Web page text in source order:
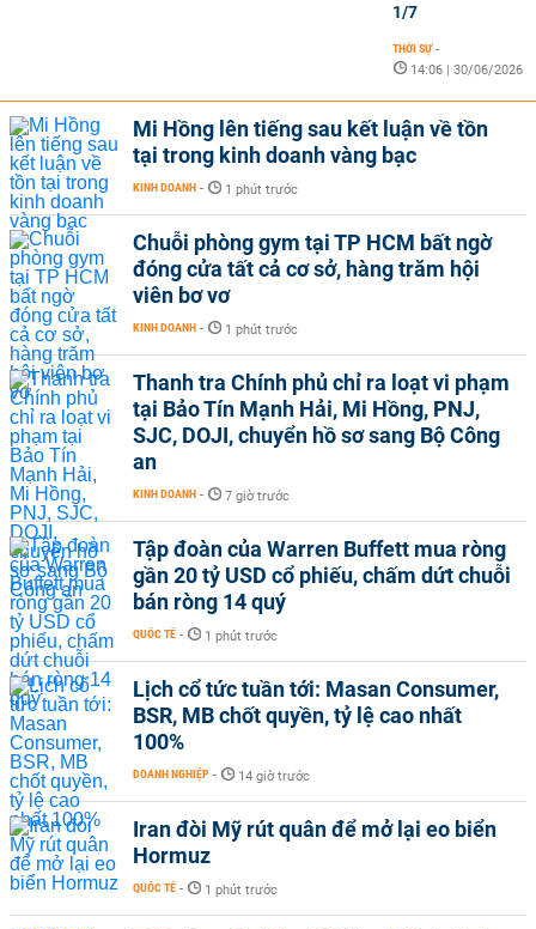
1/7
THỜI SỰ -
14:06 | 30/06/2026
Mi Hồng lên tiếng sau kết luận về tồn
tại trong kinh doanh vàng bạc
KINH DOANH - 1 phút trước
Chuỗi phòng gym tại TP HCM bất ngờ
đóng cửa tất cả cơ sở, hàng trăm hội
viên bơ vơ
KINH DOANH - 1 phút trước
Thanh tra Chính phủ chỉ ra loạt vi phạm
tại Bảo Tín Mạnh Hải, Mi Hồng, PNJ,
SJC, DOJI, chuyển hồ sơ sang Bộ Công
an
KINH DOANH - 7 giờ trước
Tập đoàn của Warren Buffett mua ròng
gần 20 tỷ USD cổ phiếu, chấm dứt chuỗi
bán ròng 14 quý
QUỐC TẾ - 1 phút trước
Lịch cổ tức tuần tới: Masan Consumer,
BSR, MB chốt quyền, tỷ lệ cao nhất
100%
DOANH NGHIỆP - 14 giờ trước
Iran đòi Mỹ rút quân để mở lại eo biển
Hormuz
QUỐC TẾ - 1 phút trước